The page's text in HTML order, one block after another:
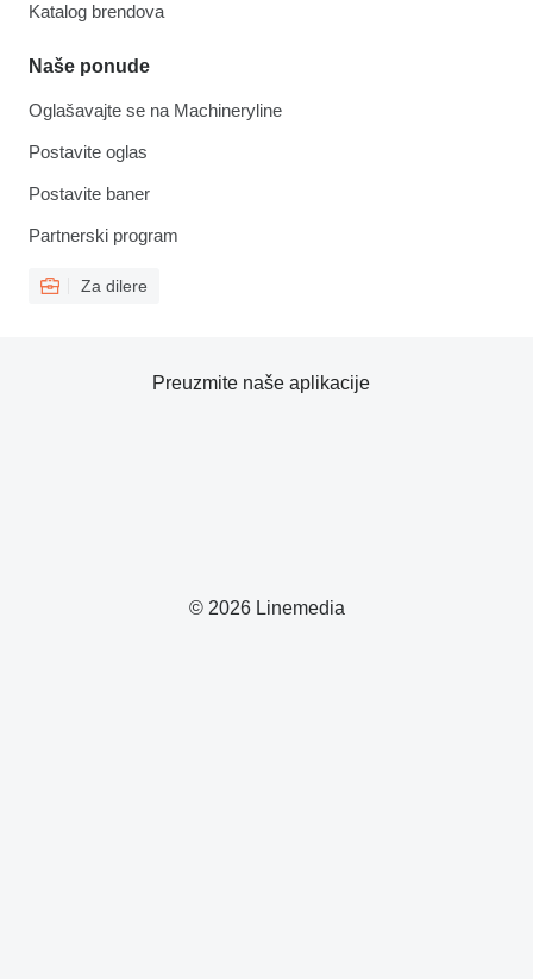
Katalog brendova
Naše ponude
Oglašavajte se na Machineryline
Postavite oglas
Postavite baner
Partnerski program
Za dilere
© 2026 Linemedia
Preuzmite naše aplikacije